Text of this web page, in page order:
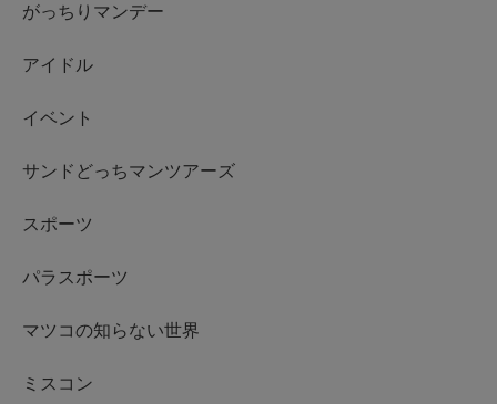
がっちりマンデー
アイドル
イベント
サンドどっちマンツアーズ
スポーツ
パラスポーツ
マツコの知らない世界
ミスコン